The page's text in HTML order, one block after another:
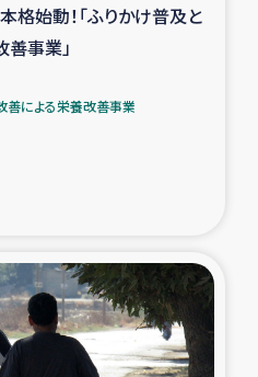
支援事業
所づくり
緑化を通じた支援事業
災住民への緊急支援
格始動！「ふりかけ普及と
事業」
善による栄養改善事業